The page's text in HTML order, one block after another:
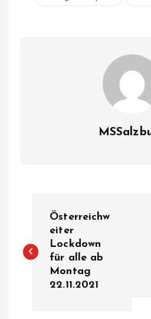
i
Österreichw
eiter
Lockdown
für alle ab
Montag
22.11.2021